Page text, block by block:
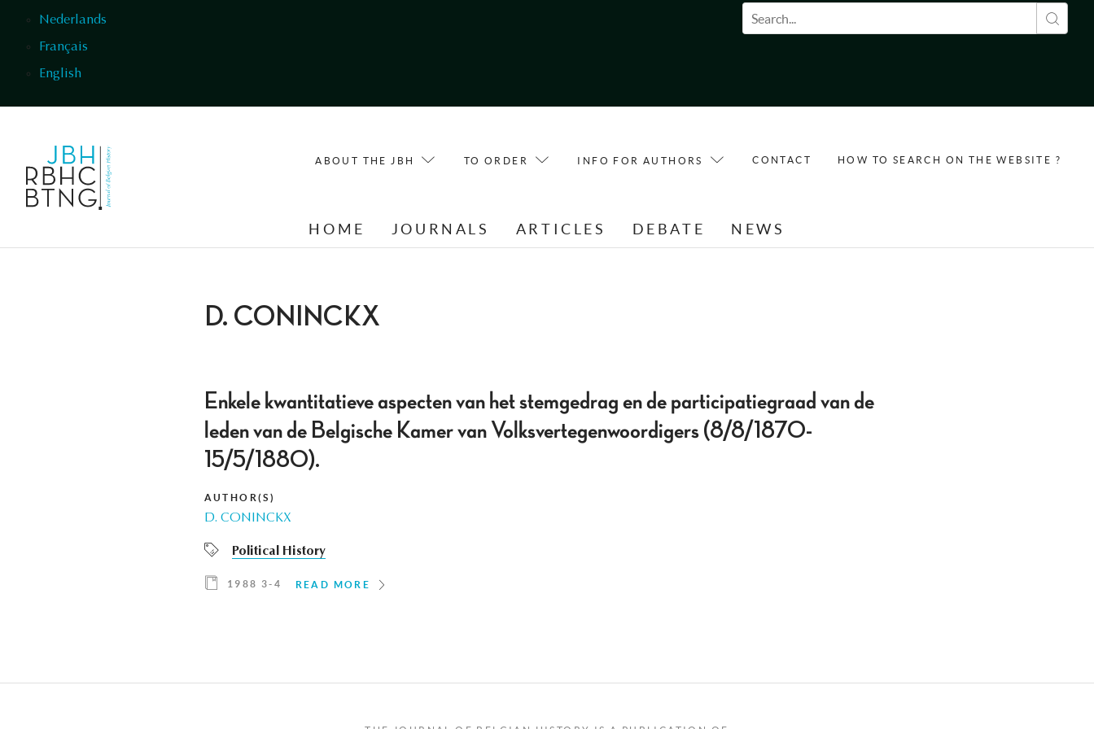
Nederlands
Français
English
Search form
ABOUT THE JBH TO ORDER INFO FOR AUTHORS CONTACT HOW TO SEARCH ON THE WEBSITE ?
HOME JOURNALS ARTICLES DEBATE NEWS
D. CONINCKX
Enkele kwantitatieve aspecten van het stemgedrag en de participatiegraad van de
leden van de Belgische Kamer van Volksvertegenwoordigers (8/8/1870-
15/5/1880).
AUTHOR(S)
D. CONINCKX
Political History
1988 3-4 READ MORE